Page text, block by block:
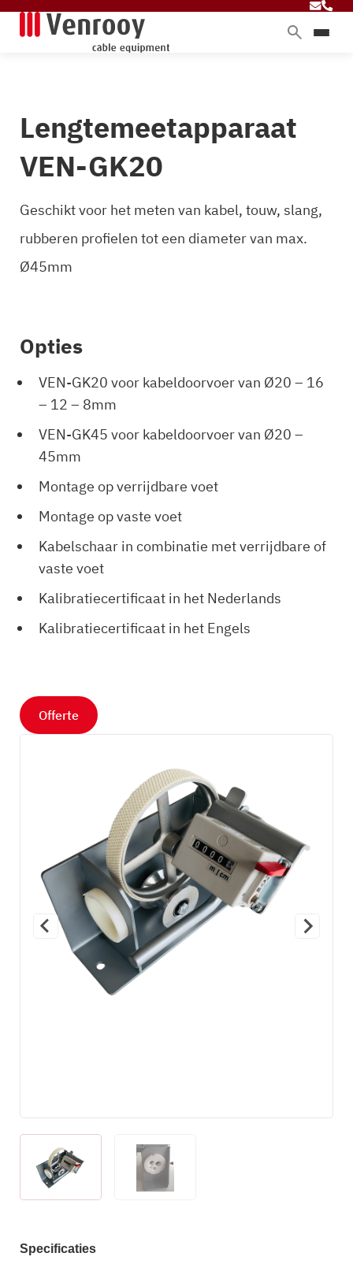
Diensten
Over ons
Blog
Lengtemeetapparaat
VEN-GK20
Geschikt voor het meten van kabel, touw, slang,
rubberen profielen tot een diameter van max.
Ø45mm
Opties
VEN-GK20 voor kabeldoorvoer van Ø20 – 16
– 12 – 8mm
VEN-GK45 voor kabeldoorvoer van Ø20 –
45mm
Montage op verrijdbare voet
Montage op vaste voet
Kabelschaar in combinatie met verrijdbare of
vaste voet
Kalibratiecertificaat in het Nederlands
Kalibratiecertificaat in het Engels
Offerte
Specificaties